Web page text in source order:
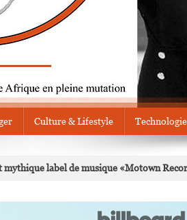
Culture & Lifestyle
label de musique «Motown